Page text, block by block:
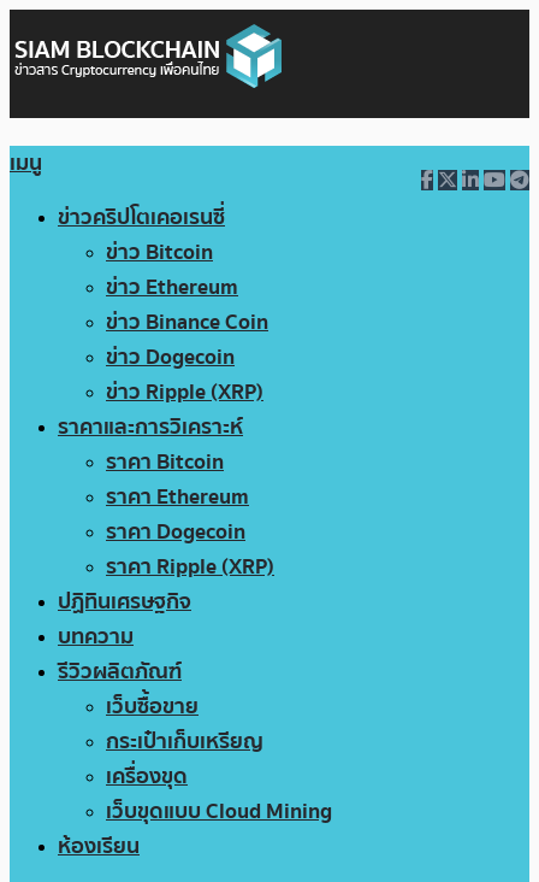
เมนู
ข่าวคริปโตเคอเรนซี่
ข่าว Bitcoin
ข่าว Ethereum
ข่าว Binance Coin
ข่าว Dogecoin
ข่าว Ripple (XRP)
ราคาและการวิเคราะห์
ราคา Bitcoin
ราคา Ethereum
ราคา Dogecoin
ราคา Ripple (XRP)
ปฏิทินเศรษฐกิจ
บทความ
รีวิวผลิตภัณฑ์
เว็บซื้อขาย
กระเป๋าเก็บเหรียญ
เครื่องขุด
เว็บขุดแบบ Cloud Mining
ห้องเรียน